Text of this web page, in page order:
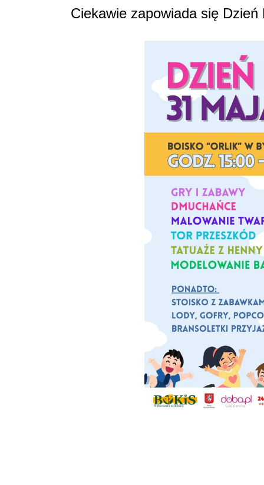
Ciekawie zapowiada się Dzień